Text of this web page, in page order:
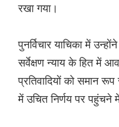
रखा गया।
पुनर्विचार याचिका में
सर्वेक्षण न्याय के हित में
प्रतिवादियों को समान
में उचित निर्णय पर पहुंचने